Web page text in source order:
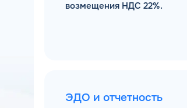
возмещения НДС 22%.
ЭДО и отчетность